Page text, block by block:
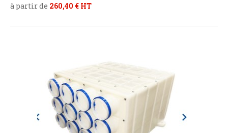
à partir de 260,40 € HT